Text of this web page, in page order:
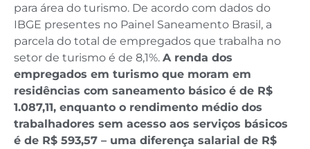
para área do turismo. De acordo com dados do
IBGE presentes no Painel Saneamento Brasil, a
parcela do total de empregados que trabalha no
setor de turismo é de 8,1%. A renda dos
empregados em turismo que moram em
residências com saneamento básico é de R$
1.087,11, enquanto o rendimento médio dos
trabalhadores sem acesso aos serviços básicos
é de R$ 593,57 – uma diferença salarial de R$